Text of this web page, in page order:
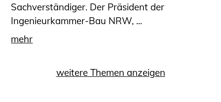
Sachverständiger. Der Präsident der
Ingenieurkammer-Bau NRW, ...
mehr
weitere Themen anzeigen